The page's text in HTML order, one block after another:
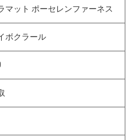
マット ポーセレンファーネス
ボクラール